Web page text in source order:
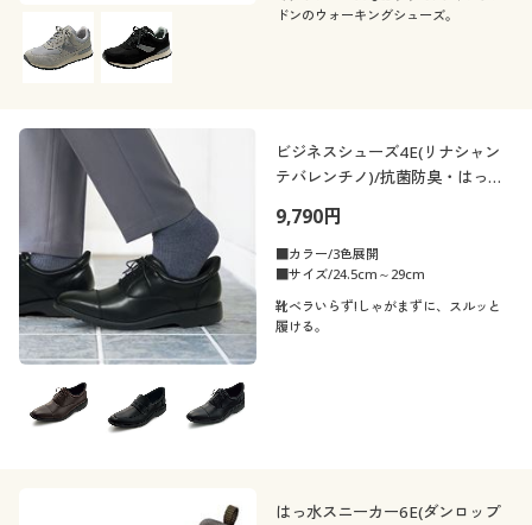
ドンのウォーキングシューズ。
ビジネスシューズ4E(リナシャン
テバレンチノ)/抗菌防臭・はっ
9,790円
■カラー/3色展開
■サイズ/24.5cm～29cm
靴ベラいらず!しゃがまずに、スルッと
履ける。
はっ水スニーカー6E(ダンロップ